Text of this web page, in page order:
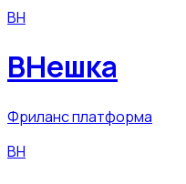
ВН
ВНешка
Фриланс платформа
ВН